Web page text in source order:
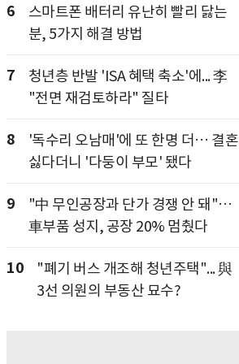
6
스마트폰 배터리 유난히 빨리 닳는
분, 5가지 해결 방법
7
청년층 반발 'ISA 혜택 축소'에... 李
"전면 재검토하라" 질타
8
'독수리 오남매'에 또 한명 더… 결혼
싫다더니 '다둥이 부모' 됐다
9
"中 무인공장과 단가 경쟁 안 돼"…
車부품 성지, 공장 20% 멈췄다
10
"폐기 버스 개조해 청년주택"... 與
3선 의원의 부동산 묘수?